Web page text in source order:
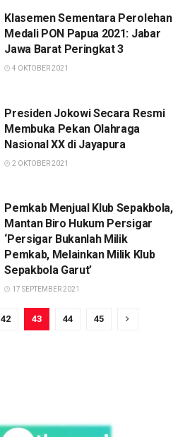
Klasemen Sementara Perolehan
Medali PON Papua 2021: Jabar
Jawa Barat Peringkat 3
4 OKTOBER 2021
Presiden Jokowi Secara Resmi
Membuka Pekan Olahraga
Nasional XX di Jayapura
2 OKTOBER 2021
Pemkab Menjual Klub Sepakbola,
Mantan Biro Hukum Persigar
‘Persigar Bukanlah Milik
Pemkab, Melainkan Milik Klub
Sepakbola Garut’
17 SEPTEMBER 2021
42 43 44 45